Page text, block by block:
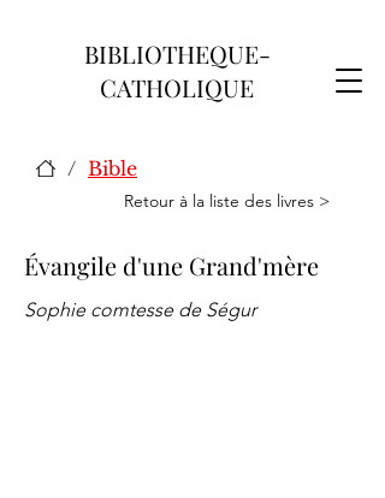
BIBLIOTHEQUE-
CATHOLIQUE
/ Bible
Retour à la liste des livres >
Évangile d'une Grand'mère
Sophie comtesse de Ségur